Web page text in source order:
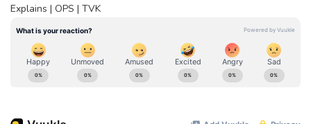
Explains | OPS | TVK